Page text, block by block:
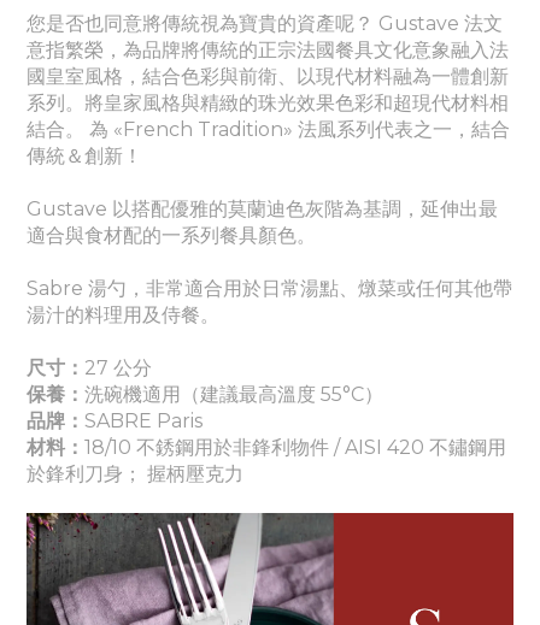
您是否也同意將傳統視為寶貴的資產呢？ Gustave 法文
意指繁榮，為品牌將傳統的正宗法國餐具文化意象融入法
國皇室風格，結合色彩與前衛、以現代材料融為一體創新
系列。將皇家風格與精緻的珠光效果色彩和超現代材料相
結合。 為 «French Tradition» 法風系列代表之一，結合
傳統＆創新！
Gustave 以搭配優雅的莫蘭迪色灰階為基調，延伸出最
適合與食材配的一系列餐具顏色。
Sabre 湯勺，非常適合用於日常湯點、燉菜或任何其他帶
湯汁的料理用及侍餐。
尺寸： 27 公分
保養： 洗碗機適用（建議最高溫度 55°C）
品牌： SABRE Paris
材料： 18/10 不銹鋼用於非鋒利物件 / AISI 420 不鏽鋼用
於鋒利刀身； 握柄壓克力